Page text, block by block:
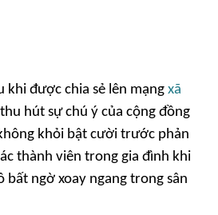
khi được chia sẻ lên mạng xã
hút sự chú ý của cộng đồng
khỏi bật cười trước phản
thành viên trong gia đình khi
bất ngờ xoay ngang trong sân